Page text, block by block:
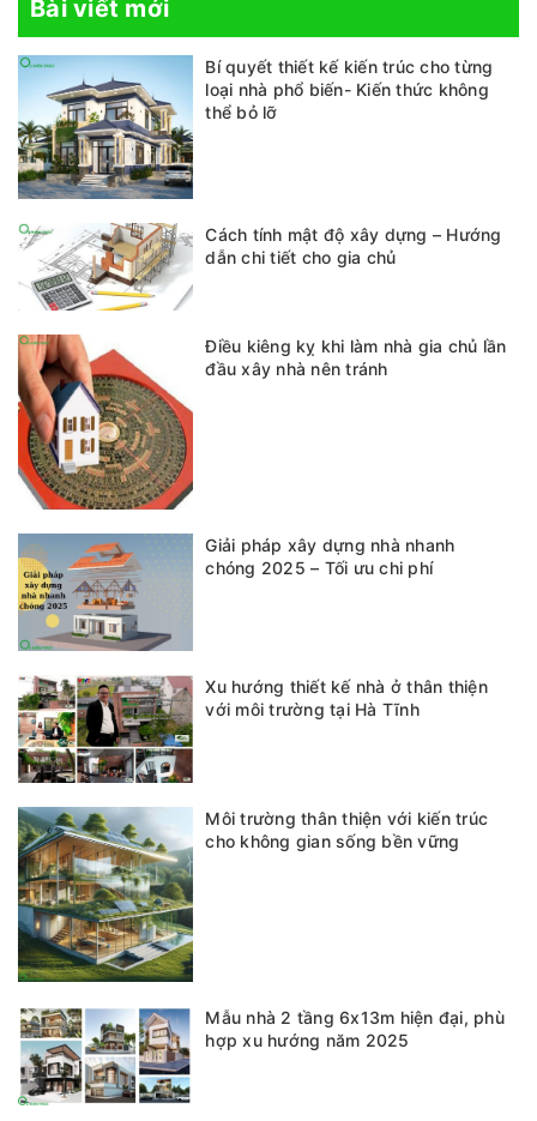
Bài viết mới
Bí quyết thiết kế kiến trúc cho từng
loại nhà phổ biến- Kiến thức không
thể bỏ lỡ
Cách tính mật độ xây dựng – Hướng
dẫn chi tiết cho gia chủ
Điều kiêng kỵ khi làm nhà gia chủ lần
đầu xây nhà nên tránh
Giải pháp xây dựng nhà nhanh
chóng 2025 – Tối ưu chi phí
Xu hướng thiết kế nhà ở thân thiện
với môi trường tại Hà Tĩnh
Môi trường thân thiện với kiến trúc
cho không gian sống bền vững
Mẫu nhà 2 tầng 6x13m hiện đại, phù
hợp xu hướng năm 2025